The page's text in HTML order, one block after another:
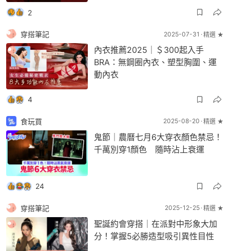
2
穿搭筆記 2025-07-31 精選 ★
內衣推薦2025｜＄300起入手
BRA：無鋼圈內衣、塑型胸圍、運
動內衣
4
食玩買 2025-08-20 精選 ★
鬼節｜農曆七月6大穿衣顏色禁忌！
千萬別穿1顏色 隨時沾上衰運
24
穿搭筆記 2025-12-25 精選 ★
聖誕約會穿搭｜在派對中形象大加
分！掌握5必勝造型吸引異性目性